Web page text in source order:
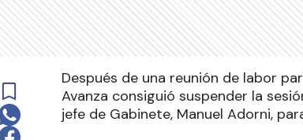
Después de una reunión de labor
Avanza consiguió suspender la
jefe de Gabinete, Manuel Adorni,